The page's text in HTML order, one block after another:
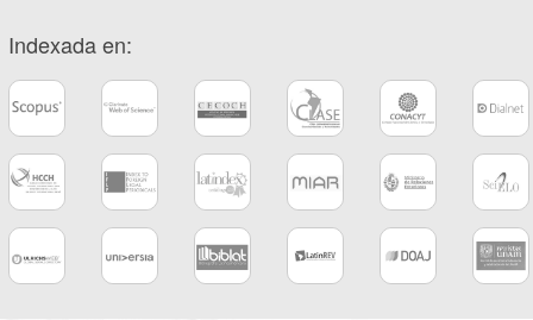
Indexada en: